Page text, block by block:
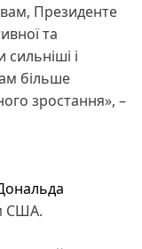
вам, Президенте
та
сильніші і
більше
зростання», –
США.